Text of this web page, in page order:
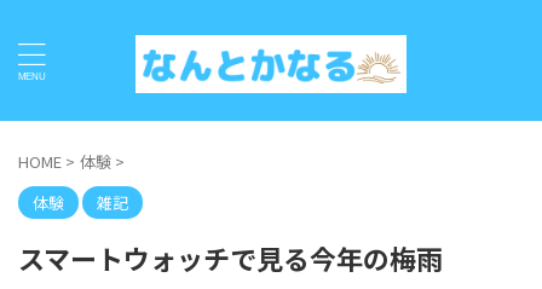
HOME > 体験 >
体験
雑記
スマートウォッチで見る今年の梅雨